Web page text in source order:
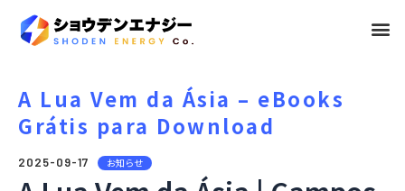
メ
A Lua Vem da Ásia – eBooks
Grátis para Download
2025-09-17 お知らせ